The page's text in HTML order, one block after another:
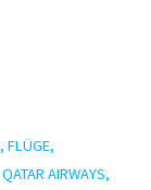
,FLÜGE,
QATAR AIRWAYS,